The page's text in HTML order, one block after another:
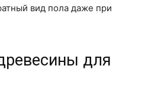
вид пола даже при
для